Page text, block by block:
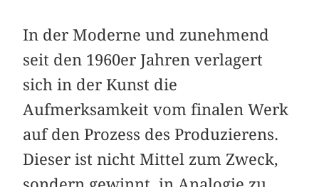
In der Moderne und zunehmend
seit den 1960er Jahren verlagert
sich in der Kunst die
Aufmerksamkeit vom finalen Werk
auf den Prozess des Produzierens.
Dieser ist nicht ­Mittel zum Zweck,